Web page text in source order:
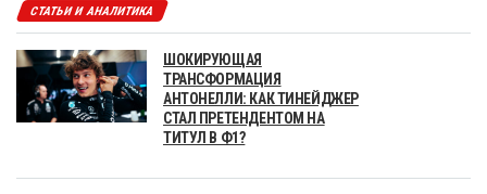
СТАТЬИ И АНАЛИТИКА
ШОКИРУЮЩАЯ
ТРАНСФОРМАЦИЯ
АНТОНЕЛЛИ: КАК ТИНЕЙДЖЕР
СТАЛ ПРЕТЕНДЕНТОМ НА
ТИТУЛ В Ф1?